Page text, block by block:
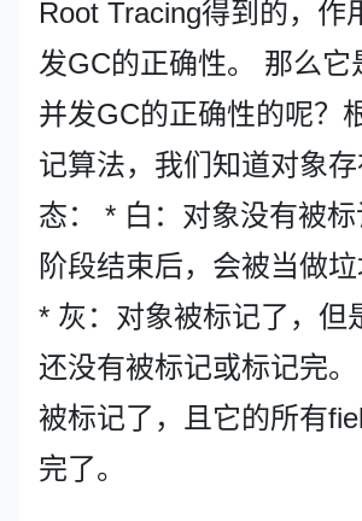
Root Tracing得到的，作
发GC的正确性。 那么它
并发GC的正确性的呢？
记算法，我们知道对象
态： * 白：对象没有被
阶段结束后，会被当做垃
* 灰：对象被标记了，但
还没有被标记或标记完
被标记了，且它的所有
完了。